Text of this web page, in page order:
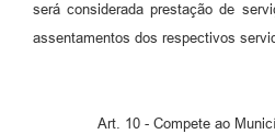
será considerada prestação de
assentamentos dos respectivos
Art. 10 - Compete ao